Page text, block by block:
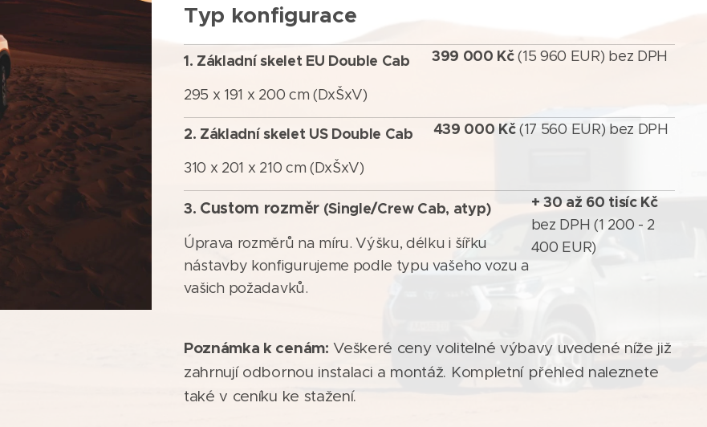
Typ konfigurace
1. Základní skelet EU Double Cab
295 x 191 x 200 cm (DxŠxV)
399 000 Kč(15 960 EUR) bez DPH
2. Základní skelet US Double Cab
310 x 201 x 210 cm (DxŠxV)
439 000 Kč(17 560 EUR) bez DPH
3. Custom rozměr (Single/Crew Cab, atyp)
Úprava rozměrů na míru. Výšku, délku i šířku
nástavby konfigurujeme podle typu vašeho vozu a
vašich požadavků.
+ 30 až 60 tisíc Kč
bez DPH (1 200 - 2
400 EUR)
Poznámka k cenám: Veškeré ceny volitelné výbavy uvedené níže již
zahrnují odbornou instalaci a montáž. Kompletní přehled naleznete
také v ceníku ke stažení.